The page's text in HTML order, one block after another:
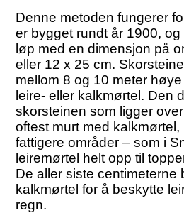
Denne metoden fungerer
er bygget rundt år 1900,
løp med en dimensjon på
eller 12 x 25 cm.
mellom 8 og 10 meter
leire- eller kalkmørtel. Den
skorsteinen som ligger
oftest murt med kalkmørtel,
fattigere områder – som i
leiremørtel helt opp til
De aller siste centimeterne
kalkmørtel for å beskytte
regn.